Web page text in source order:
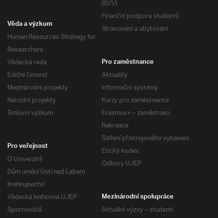
(SVV)
Finanční podpora studentů
Stravování a ubytování
Věda a výzkum
Human Resources Strategy for
Researchers
Vědecká rada
Ediční činnost
Mezinárodní projekty
Národní projekty
Smluvní výzkum
Pro zaměstnance
Aktuality
Informační systémy
Kurzy pro zaměstnance
Erasmus+ – zaměstnaci
Rekreace
Sdílení přístrojového vybavení
Etický kodex
Odbory UJEP
Pro veřejnost
O Univerzitě
Dům umění Ústí nad Labem
Knihkupectví
Vědecká knihovna UJEP
Sportoviště
Mezinárodní spolupráce
Aktuální výzvy – studenti